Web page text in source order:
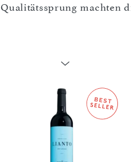
Qualitätssprung machten